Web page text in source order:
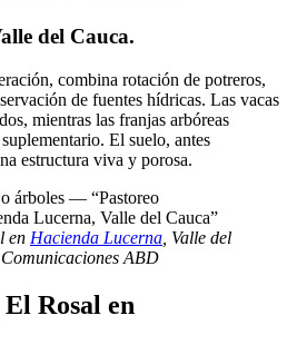
del Cauca.
combina rotación de potreros,
de fuentes hídricas. Las vacas
mientras las franjas arbóreas
El suelo, antes
estructura viva y porosa.
en Hacienda Lucerna , Valle del
ABD
Rosal en